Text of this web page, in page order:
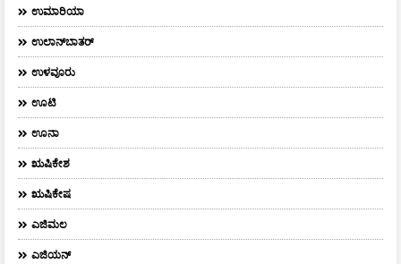
ಉಮಾರಿಯಾ
ಉಲಾನ್‌ಬಾತರ್
ಉಳವೂರು
ಊಟಿ
ಊನಾ
ಋಷಿಕೇಶ
ಋಷಿಕೇಷ
ಎಜಿಮಲ
ಎಜಿಯನ್